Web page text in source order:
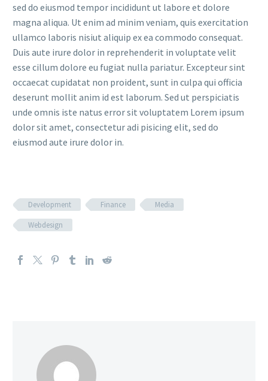
sed do eiusmod tempor incididunt ut labore et dolore
magna aliqua. Ut enim ad minim veniam, quis exercitation
ullamco laboris nisiut aliquip ex ea commodo consequat.
Duis aute irure dolor in reprehenderit in voluptate velit
esse cillum dolore eu fugiat nulla pariatur. Excepteur sint
occaecat cupidatat non proident, sunt in culpa qui officia
deserunt mollit anim id est laborum. Sed ut perspiciatis
unde omnis iste natus error sit voluptatem Lorem ipsum
dolor sit amet, consectetur adi pisicing elit, sed do
eiusmod aute irure dolor in.
Development Finance
Media
Webdesign